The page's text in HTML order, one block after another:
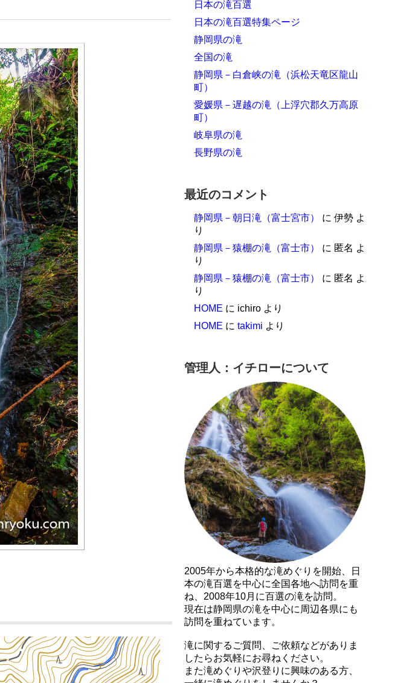
日本の滝百選
日本の滝百選特集ページ
静岡県の滝
全国の滝
静岡県－白倉峡の滝（浜松天竜区龍山
町）
愛媛県－遅越の滝（上浮穴郡久万高原
町）
岐阜県の滝
長野県の滝
最近のコメント
静岡県－朝日滝（富士宮市） に 伊勢 よ
り
静岡県－猿棚の滝（富士市）
に 匿名 よ
り
静岡県－猿棚の滝（富士市）
に 匿名 よ
り
HOME に ichiro より
HOME に takimi より
管理人：イチローについて
2005年から本格的な滝めぐりを開始、日
本の滝百選を中心に全国各地へ訪問を重
ね、2008年10月に百選の滝を訪問。
現在は静岡県の滝を中心に周辺各県にも
訪問を重ねています。
滝に関するご質問、ご依頼などがありま
したらお気軽にお尋ねください。
また滝めぐりや沢登りに興味のある方、